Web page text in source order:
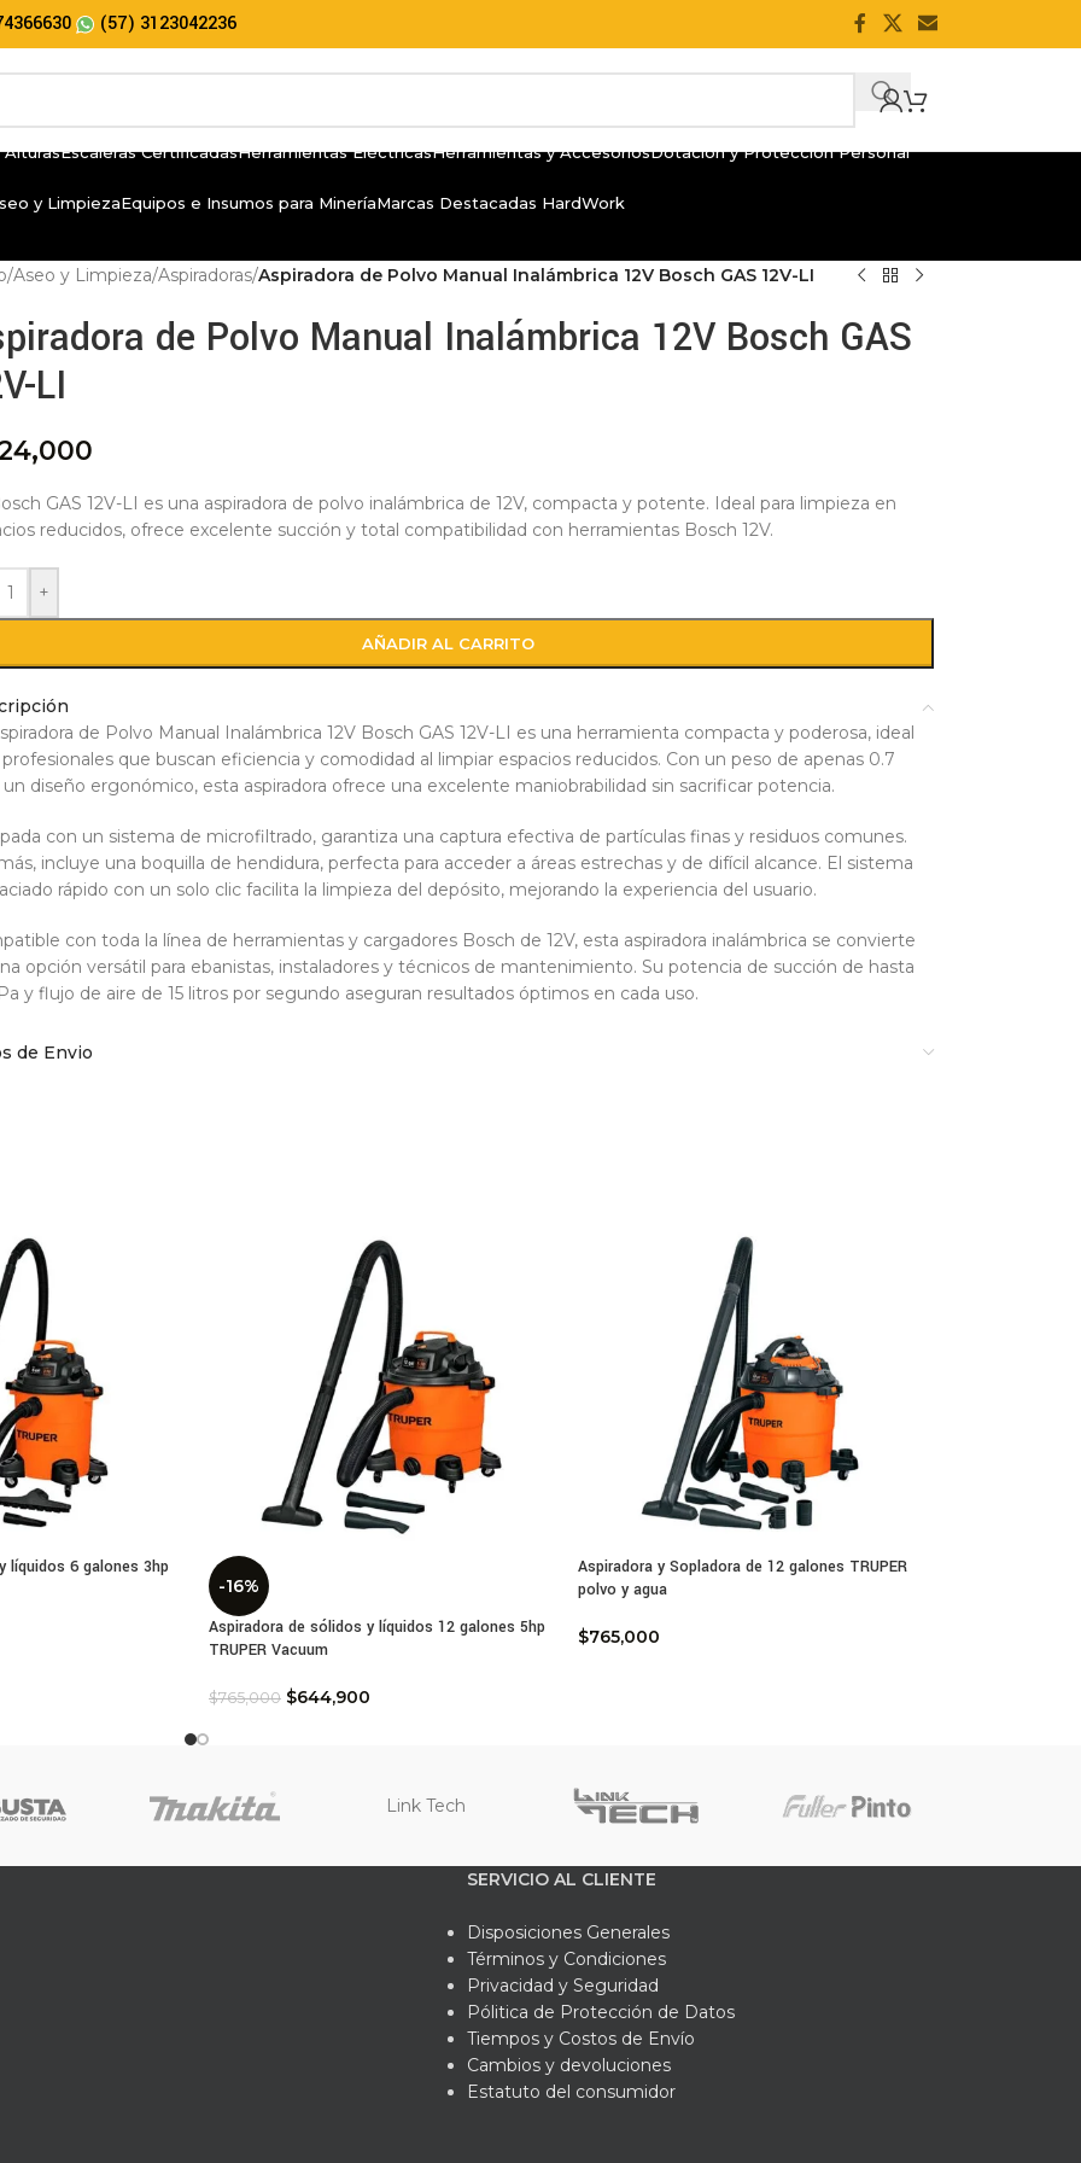
(57) 3123042236
Escaleras CertificadasHerramientas EléctricasHerramientas y AccesoriosDotación y Protección Personal
y LimpiezaEquipos e Insumos para MineríaMarcas Destacadas HardWork
/Aseo y Limpieza/Aspiradoras/Aspiradora de Polvo Manual Inalámbrica 12V Bosch GAS 12V-LI
de Polvo Manual Inalámbrica 12V Bosch GAS
LI
GAS 12V-LI es una aspiradora de polvo inalámbrica de 12V, compacta y potente. Ideal para limpieza en
reducidos, ofrece excelente succión y total compatibilidad con herramientas Bosch 12V.
+
AÑADIR AL CARRITO
de Polvo Manual Inalámbrica 12V Bosch GAS 12V-LI es una herramienta compacta y poderosa, ideal
profesionales que buscan eficiencia y comodidad al limpiar espacios reducidos. Con un peso de apenas 0.7
diseño ergonómico, esta aspiradora ofrece una excelente maniobrabilidad sin sacrificar potencia.
con un sistema de microfiltrado, garantiza una captura efectiva de partículas finas y residuos comunes.
incluye una boquilla de hendidura, perfecta para acceder a áreas estrechas y de difícil alcance. El sistema
rápido con un solo clic facilita la limpieza del depósito, mejorando la experiencia del usuario.
con toda la línea de herramientas y cargadores Bosch de 12V, esta aspiradora inalámbrica se convierte
opción versátil para ebanistas, instaladores y técnicos de mantenimiento. Su potencia de succión de hasta
y flujo de aire de 15 litros por segundo aseguran resultados óptimos en cada uso.
eficiente y duradera, la GAS 12V-LI es una inversión inteligente para quienes valoran la limpieza sin
del depósito: 0.35 litros
succión: 45 kPa
de aire: 15 L/s
0.7 kg
10.6 x 20.5 x 33.9 cm
Herramientas y cargadores Bosch 12V
batería: No (se vende por separado)
de Envio
líquidos 6 galones 3hp
-16%
Aspiradora de sólidos y líquidos 12 galones 5hp
TRUPER Vacuum
$765,000 $644,900
Aspiradora y Sopladora de 12 galones TRUPER
polvo y agua
$765,000
Link Tech
SERVICIO AL CLIENTE
Disposiciones Generales
Términos y Condiciones
Privacidad y Seguridad
Pólitica de Protección de Datos
Tiempos y Costos de Envío
Cambios y devoluciones
Estatuto del consumidor